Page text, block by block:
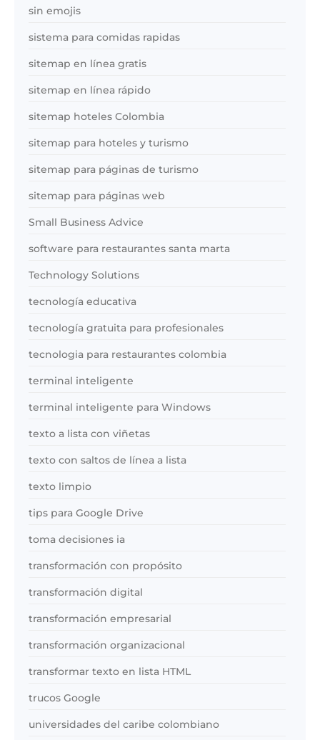
sin emojis
sistema para comidas rapidas
sitemap en línea gratis
sitemap en línea rápido
sitemap hoteles Colombia
sitemap para hoteles y turismo
sitemap para páginas de turismo
sitemap para páginas web
Small Business Advice
software para restaurantes santa marta
Technology Solutions
tecnología educativa
tecnología gratuita para profesionales
tecnologia para restaurantes colombia
terminal inteligente
terminal inteligente para Windows
texto a lista con viñetas
texto con saltos de línea a lista
texto limpio
tips para Google Drive
toma decisiones ia
transformación con propósito
transformación digital
transformación empresarial
transformación organizacional
transformar texto en lista HTML
trucos Google
universidades del caribe colombiano